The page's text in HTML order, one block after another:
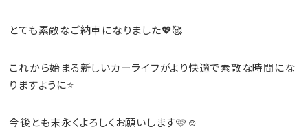
とても素敵なご納車になりました💖🥰
これから始まる新しいカーライフがより快適で素敵な時間にな
りますように⭐
今後とも末永くよろしくお願いします🩷☺️